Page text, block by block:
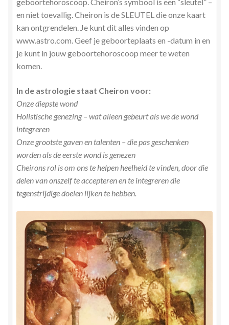
Stress en Burn-out Coaching
Tarot
Transactionele Analyse
Verbinden en Transformeren met 17 Archeia en hun
Tweelingvlam
Webshop
Winkel
Zielsgeoriënteerde Jobcoaching
geboortehoroscoop. Cheiron’s symbool is een “sleutel” –
en niet toevallig. Cheiron is de SLEUTEL die onze kaart
kan ontgrendelen. Je kunt dit alles vinden op
www.astro.com. Geef je geboorteplaats en -datum in en
je kunt in jouw geboortehoroscoop meer te weten
komen.
In de astrologie staat Cheiron voor:
Onze diepste wond
Holistische genezing – wat alleen gebeurt als we de wond
integreren
Onze grootste gaven en talenten – die pas geschenken
worden als de eerste wond is genezen
Cheirons rol is om ons te helpen heelheid te vinden, door die
delen van onszelf te accepteren en te integreren die
tegenstrijdige doelen lijken te hebben.